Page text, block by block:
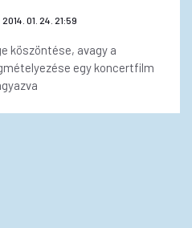
2014. 01. 24. 21:59
köszöntése, avagy a
egy koncertfilm